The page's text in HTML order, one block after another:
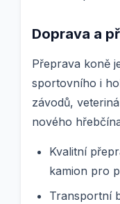
Doprava a
Přeprava koně
sportovního i
závodů,
nového
Kvalitní
kamion pro
Transportní